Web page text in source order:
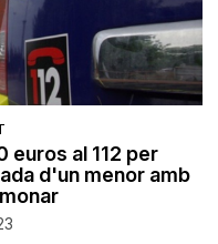
euros al 112 per
d'un menor amb